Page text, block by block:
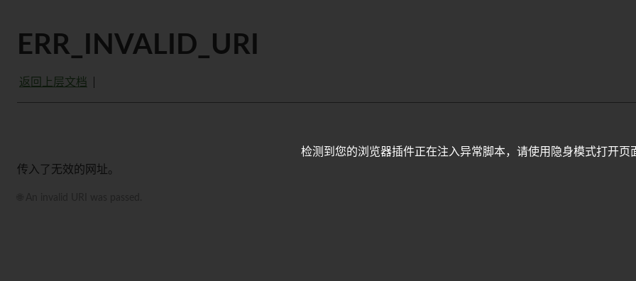
ERR_INVALID_URI
返回上层文档
传入了无效的网址。
检测到您的浏览器插件正在注入异常脚本，请使用隐身模式打开页